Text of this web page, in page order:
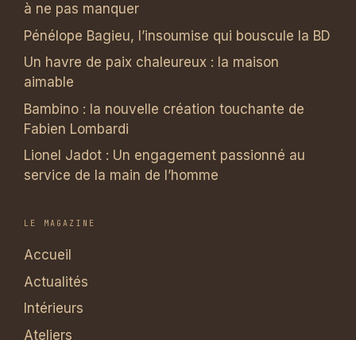
à ne pas manquer
Pénélope Bagieu, l’insoumise qui bouscule la BD
Un havre de paix chaleureux : la maison
aimable
Bambino : la nouvelle création touchante de
Fabien Lombardi
Lionel Jadot : Un engagement passionné au
service de la main de l’homme
LE MAGAZINE
Accueil
Actualités
Intérieurs
Ateliers